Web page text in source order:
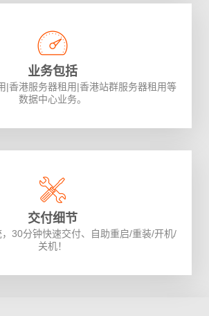
业务包括
|香港服务器租用|香港站群服务器租用等
数据中心业务。
交付细节
30分钟快速交付、自助重启/重装/开机/
关机！